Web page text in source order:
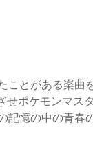
とがある楽曲
ポケモンマス
記憶の中の青春